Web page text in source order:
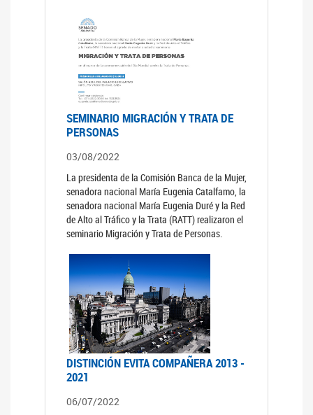
SEMINARIO MIGRACIÓN Y TRATA DE
PERSONAS
03/08/2022
La presidenta de la Comisión Banca de la Mujer,
senadora nacional María Eugenia Catalfamo, la
senadora nacional María Eugenia Duré y la Red
de Alto al Tráfico y la Trata (RATT) realizaron el
seminario Migración y Trata de Personas.
DISTINCIÓN EVITA COMPAÑERA 2013 -
2021
06/07/2022